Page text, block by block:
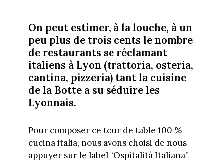
On peut estimer, à la louche, à un
peu plus de trois cents le nombre
de restaurants se réclamant
italiens à Lyon (trattoria, osteria,
cantina, pizzeria) tant la cuisine
de la Botte a su séduire les
Lyonnais.
Pour composer ce tour de table 100 %
cucina italia, nous avons choisi de nous
appuyer sur le label “Ospitalità Italiana”